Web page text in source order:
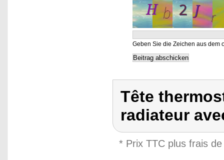
Geben Sie die Zeichen aus dem
Tête
radiateur
* Prix TTC plus frais